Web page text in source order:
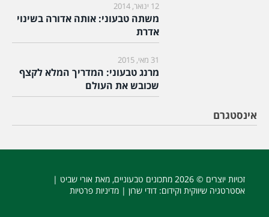
12 ינואר, 2014
משתה טבעוני: אותה אדורה בשינוי
אדרת
31 מאי, 2015
מרנג טבעוני: המדריך המלא לקצף
שכובש את העולם
אינסטגרם
זכויות יוצרים © 2026 מתכונים טבעוניים, מאת אורי שביט |
אסטרטגיה שיווקית וקידום: דודי שרון | מדיניות פרטיות